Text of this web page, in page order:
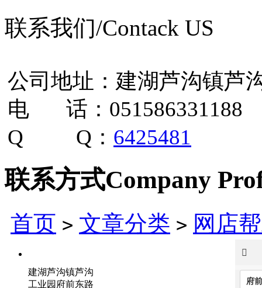
联系我们/Contack US
公司地址：建湖芦沟镇芦
电 话：051586331188
Q Q： 6425481
联系方式Company
首页 > 文章分类 > 网店
建湖芦沟镇芦沟
工业园府前东路